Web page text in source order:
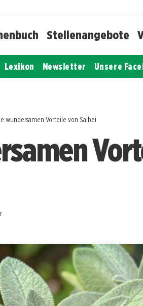
Stellenangebote
Lexikon Newsletter Unsere
wundersamen Vorteile von Salbei